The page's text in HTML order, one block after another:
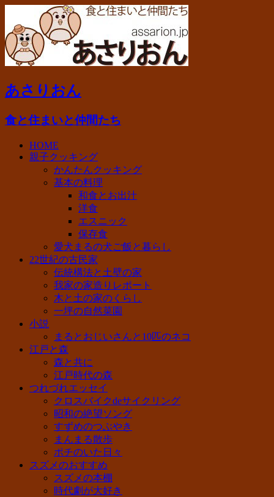
あさりおん
食と住まいと仲間たち
HOME
親子クッキング
かんたんクッキング
基本の料理
和食とお出汁
洋食
エスニック
保存食
愛犬まるの犬ご飯と暮らし
22世紀の古民家
伝統構法と土壁の家
我家の家造りレポート
木と土の家のくらし
一坪の自然菜園
小説
まるとおじいさんと10匹のネコ
江戸と森
森と共に
江戸時代の森
つれづれエッセイ
クロスバイクdeサイクリング
昭和の絶望ソング
すずめのつぶやき
まんまる散歩
ポチのいた日々
スズメのおすすめ
スズメの本棚
時代劇が大好き